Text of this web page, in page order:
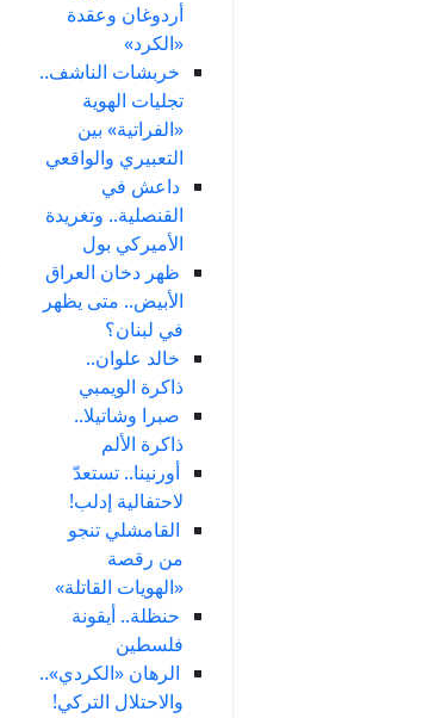
أردوغان وعقدة
«الكرد»
خربشات الناشف..
تجليات الهوية
«الفراتية» بين
التعبيري والواقعي
داعش في
القنصلية.. وتغريدة
الأميركي بول
ظهر دخان العراق
الأبيض.. متى يظهر
في لبنان؟
خالد علوان..
ذاكرة الويمبي
صبرا وشاتيلا..
ذاكرة الألم
أورنينا.. تستعدّ
لاحتفالية إدلب!
القامشلي تنجو
من رقصة
«الهويات القاتلة»
حنظلة.. أيقونة
فلسطين
الرهان «الكردي»..
والاحتلال التركي!